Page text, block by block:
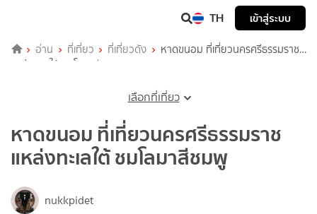
TH เข้าสู่ระบบ
อ่าน ที่เที่ยว ที่เที่ยวดัง
หาดขนอม ที่เที่ยวนครศรีธรรมราช
แหล่งทะเลใต้ ชมโลมาสีชมพู
เลือกที่เที่ยว
หาดขนอม ที่เที่ยวนครศรีธรรมราช
แหล่งทะเลใต้ ชมโลมาสีชมพู
nukkpidet